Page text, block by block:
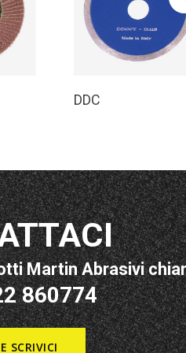
DDC
Martin Abrasivi
860774
SCRIVICI